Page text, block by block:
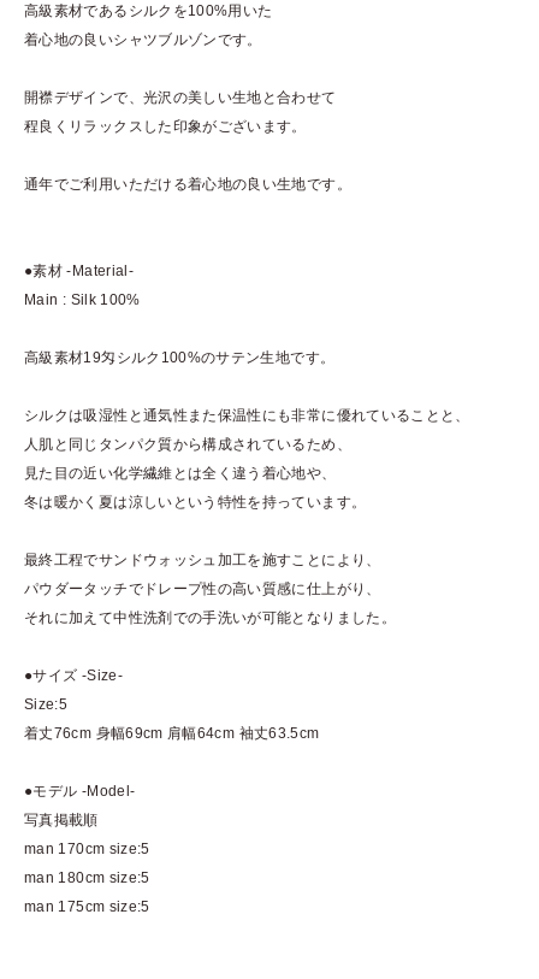
高級素材であるシルクを100%用いた
着心地の良いシャツブルゾンです。
開襟デザインで、光沢の美しい生地と合わせて
程良くリラックスした印象がございます。
通年でご利用いただける着心地の良い生地です。
●素材 -Material-
Main : Silk 100%
高級素材19匁シルク100%のサテン生地です。
シルクは吸湿性と通気性また保温性にも非常に優れていることと、
人肌と同じタンパク質から構成されているため、
見た目の近い化学繊維とは全く違う着心地や、
冬は暖かく夏は涼しいという特性を持っています。
最終工程でサンドウォッシュ加工を施すことにより、
パウダータッチでドレープ性の高い質感に仕上がり、
それに加えて中性洗剤での手洗いが可能となりました。
●サイズ -Size-
Size:5
着丈76cm 身幅69cm 肩幅64cm 袖丈63.5cm
●モデル -Model-
写真掲載順
man 170cm size:5
man 180cm size:5
man 175cm size:5